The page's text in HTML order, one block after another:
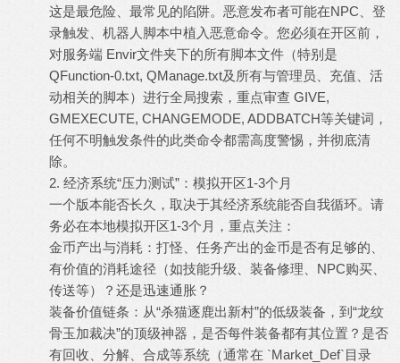
这是最危险、最常见的陷阱。恶意发布者可能在NPC、登
录触发、机器人脚本中植入恶意命令。您必须在开区前，
对服务端 Envir文件夹下的所有脚本文件（特别是
QFunction-0.txt, QManage.txt及所有与管理员、充值、活
动相关的脚本）进行全局搜索，重点审查 GIVE,
GMEXECUTE, CHANGEMODE, ADDBATCH等关键词，
任何不明触发条件的此类命令都需高度警惕，并彻底清
除。
2. 经济系统“压力测试”：模拟开区1-3个月
一个版本能否长久，取决于其经济系统能否自我循环。请
务必在本地模拟开区1-3个月，重点关注：
金币产出与消耗：打怪、任务产出的金币是否有足够的、
有价值的消耗途径（如技能升级、装备修理、NPC购买、
传送等）？还是迅速通胀？
装备价值链条：从“杀猫逐鹿出新村”的低级装备，到“龙纹
骨玉加裁决”的顶级神器，是否每件装备都有其位置？是否
有回收、分解、合成等系统（通常在 `Market_Def`目录